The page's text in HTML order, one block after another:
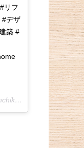
リフ
#デザ
築 #
た投稿 –